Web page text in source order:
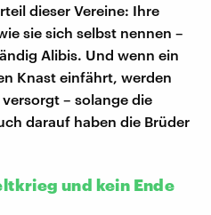
dieser Vereine: Ihre
sie sich selbst nennen –
Alibis. Und wenn ein
Knast einfährt, werden
– solange die
darauf haben die Brüder
und kein Ende